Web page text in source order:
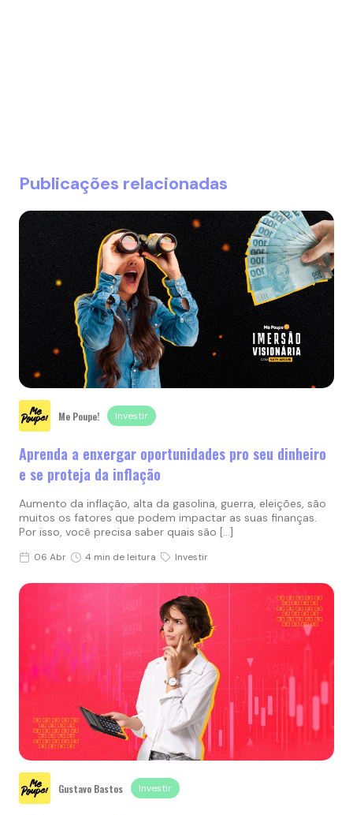
Publicações relacionadas
Me Poupe! Investir
Aprenda a enxergar oportunidades pro seu dinheiro
e se proteja da inflação
Aumento da inflação, alta da gasolina, guerra, eleições, são
muitos os fatores que podem impactar as suas finanças.
Por isso, você precisa saber quais são […]
06 Abr 4 min de leitura Investir
Gustavo Bastos Investir